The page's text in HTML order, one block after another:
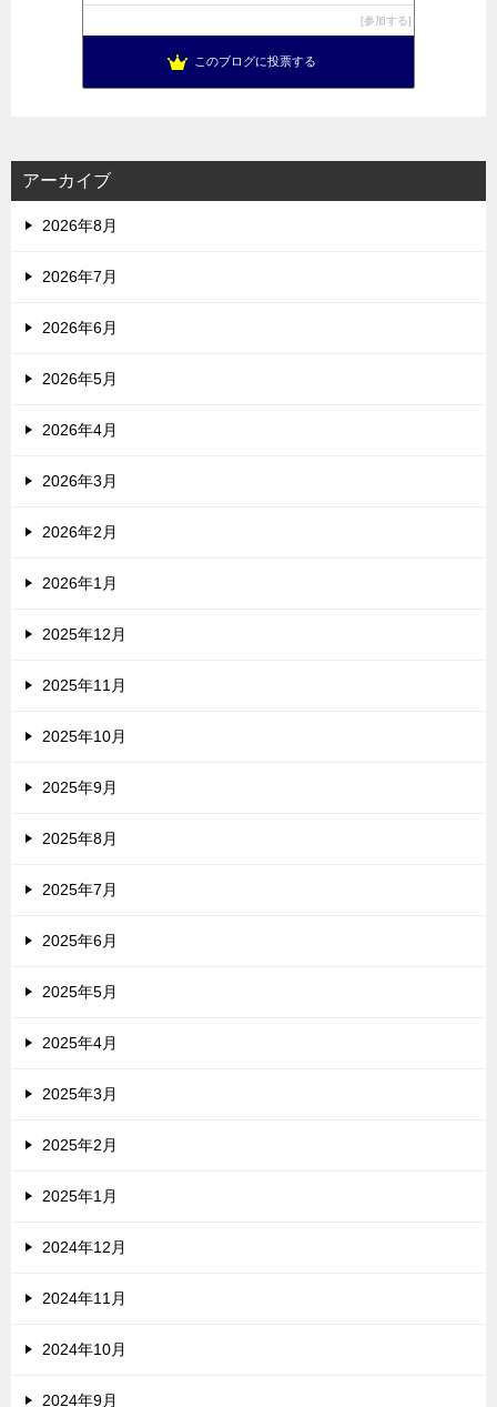
参加する
このブログに投票する
アーカイブ
2026年8月
2026年7月
2026年6月
2026年5月
2026年4月
2026年3月
2026年2月
2026年1月
2025年12月
2025年11月
2025年10月
2025年9月
2025年8月
2025年7月
2025年6月
2025年5月
2025年4月
2025年3月
2025年2月
2025年1月
2024年12月
2024年11月
2024年10月
2024年9月